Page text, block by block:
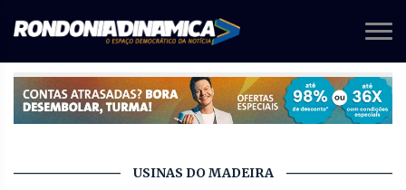
USINAS DO MADEIRA